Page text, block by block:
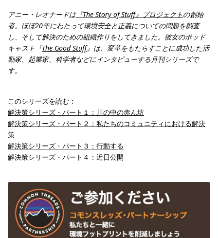
アニー・レオナードは『The Story of Stuff』プロジェクトの創始
者。ほぼ20年にわたって環境安全と正義についての問題を調査
し、そして解決のための組織作りをしてきました。彼女のポッド
キャスト『The Good Stuff』は、変革をもたらすことに成功した活
動家、起業家、科学者などにインタビューする月刊シリーズで
す。
このシリーズを読む：
解決策シリーズ・パート１：川の中の赤ん坊
解決策シリーズ・パート２：私たちのコミュニティにおける解決
策
解決策シリーズ・パート３：行動する
解決策シリーズ・パート４：近日公開